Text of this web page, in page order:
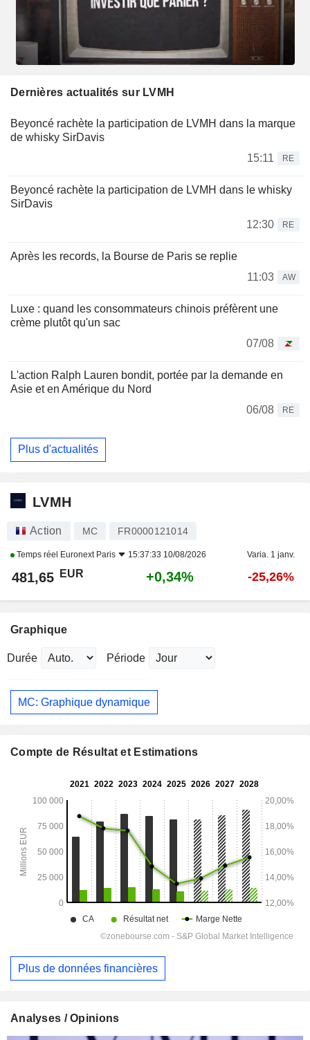
Dernières actualités sur LVMH
Beyoncé rachète la participation de LVMH dans la marque
de whisky SirDavis
15:11
RE
Beyoncé rachète la participation de LVMH dans le whisky
SirDavis
12:30
RE
Après les records, la Bourse de Paris se replie
11:03
AW
Luxe : quand les consommateurs chinois préfèrent une
crème plutôt qu'un sac
07/08
L'action Ralph Lauren bondit, portée par la demande en
Asie et en Amérique du Nord
06/08
RE
Plus d'actualités
LVMH
Action MC FR0000121014
Temps réel Euronext Paris 15:37:33 10/08/2026 Varia. 1 janv.
481,65 EUR +0,34% -25,26%
Graphique
Durée Période
MC: Graphique dynamique
Compte de Résultat et Estimations
Plus de données financières
Analyses / Opinions